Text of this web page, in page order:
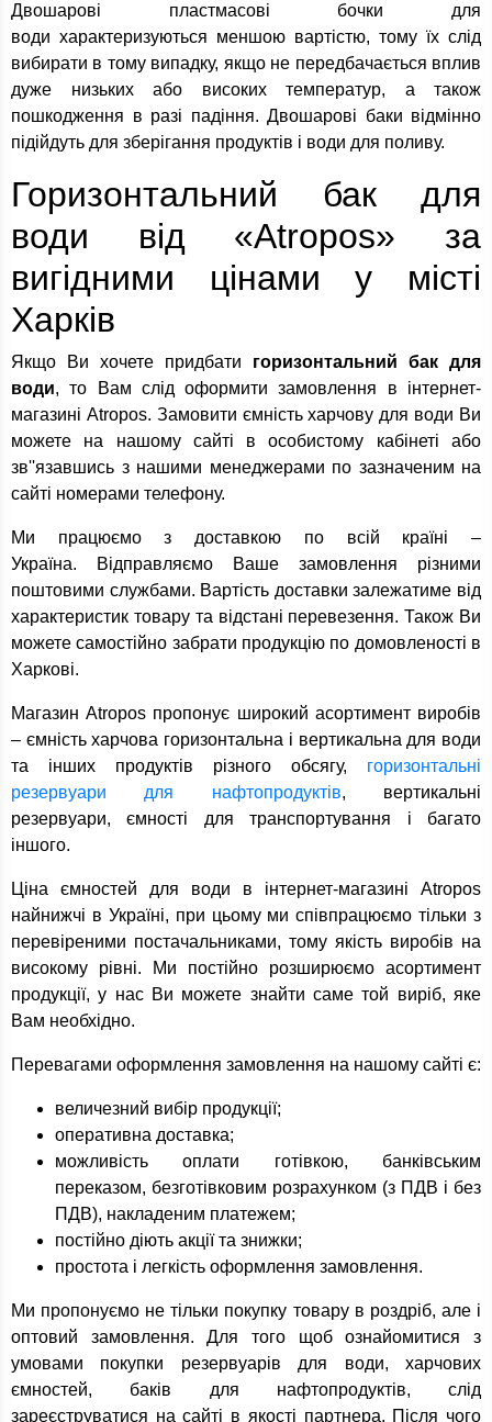
Двошарові пластмасові бочки для
води характеризуються меншою вартістю, тому їх слід
вибирати в тому випадку, якщо не передбачається вплив
дуже низьких або високих температур, а також
пошкодження в разі падіння. Двошарові баки відмінно
підійдуть для зберігання продуктів і води для поливу.
Горизонтальний бак для
води від «Atropos» за
вигідними цінами у місті
Харків
Якщо Ви хочете придбати горизонтальний бак для
води, то Вам слід оформити замовлення в інтернет-
магазині Atropos. Замовити ємність харчову для води Ви
можете на нашому сайті в особистому кабінеті або
зв''язавшись з нашими менеджерами по зазначеним на
сайті номерами телефону.
Ми працюємо з доставкою по всій країні –
Україна. Відправляємо Ваше замовлення різними
поштовими службами. Вартість доставки залежатиме від
характеристик товару та відстані перевезення. Також Ви
можете самостійно забрати продукцію по домовленості в
Харкові.
Магазин Atropos пропонує широкий асортимент виробів
– ємність харчова горизонтальна і вертикальна для води
та інших продуктів різного обсягу, горизонтальні
резервуари для нафтопродуктів, вертикальні
резервуари, ємності для транспортування і багато
іншого.
Ціна ємностей для води в інтернет-магазині Atropos
найнижчі в Україні, при цьому ми співпрацюємо тільки з
перевіреними постачальниками, тому якість виробів на
високому рівні. Ми постійно розширюємо асортимент
продукції, у нас Ви можете знайти саме той виріб, яке
Вам необхідно.
Перевагами оформлення замовлення на нашому сайті є:
величезний вибір продукції;
оперативна доставка;
можливість оплати готівкою, банківським
переказом, безготівковим розрахунком (з ПДВ і без
ПДВ), накладеним платежем;
постійно діють акції та знижки;
простота і легкість оформлення замовлення.
Ми пропонуємо не тільки покупку товару в роздріб, але і
оптовий замовлення. Для того щоб ознайомитися з
умовами покупки резервуарів для води, харчових
ємностей, баків для нафтопродуктів, слід
зареєструватися на сайті в якості партнера. Після чого